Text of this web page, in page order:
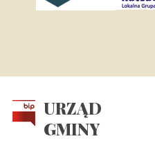
URZĄD
GMINY